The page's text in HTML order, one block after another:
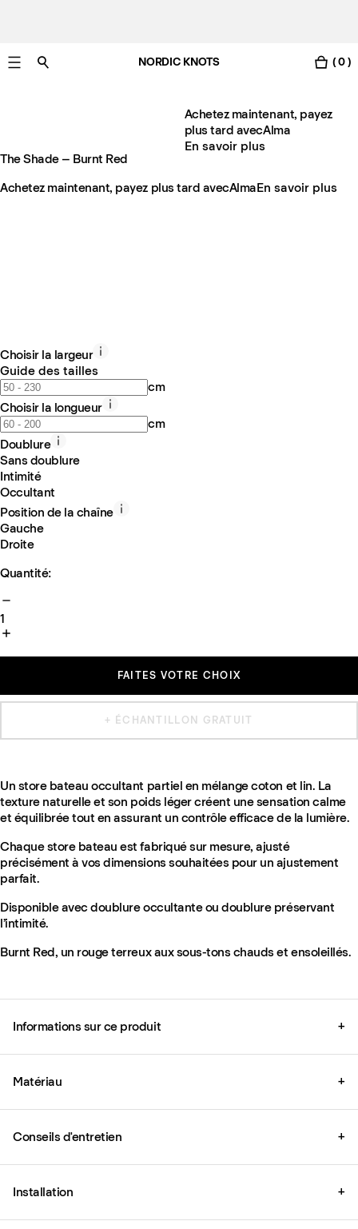
NORDIC KNOTS ( 0 )
The Shade – Burnt Red
Achetez maintenant, payez
plus tard avecAlma
En savoir plus
Achetez maintenant, payez plus tard avecAlmaEn savoir plus
Choisir la largeur
Guide des tailles
cm
Choisir la longueur
cm
Doublure
Sans doublure
Intimité
Occultant
Position de la chaîne
Gauche
Droite
Quantité:
1
FAITES VOTRE CHOIX
+ ÉCHANTILLON GRATUIT
Un store bateau occultant partiel en mélange coton et lin. La
texture naturelle et son poids léger créent une sensation calme
et équilibrée tout en assurant un contrôle efficace de la lumière.
Chaque store bateau est fabriqué sur mesure, ajusté
précisément à vos dimensions souhaitées pour un ajustement
parfait.
Disponible avec doublure occultante ou doublure préservant
l’intimité.
Burnt Red, un rouge terreux aux sous-tons chauds et ensoleillés.
Informations sur ce produit +
Matériau +
Conseils d'entretien +
Installation +